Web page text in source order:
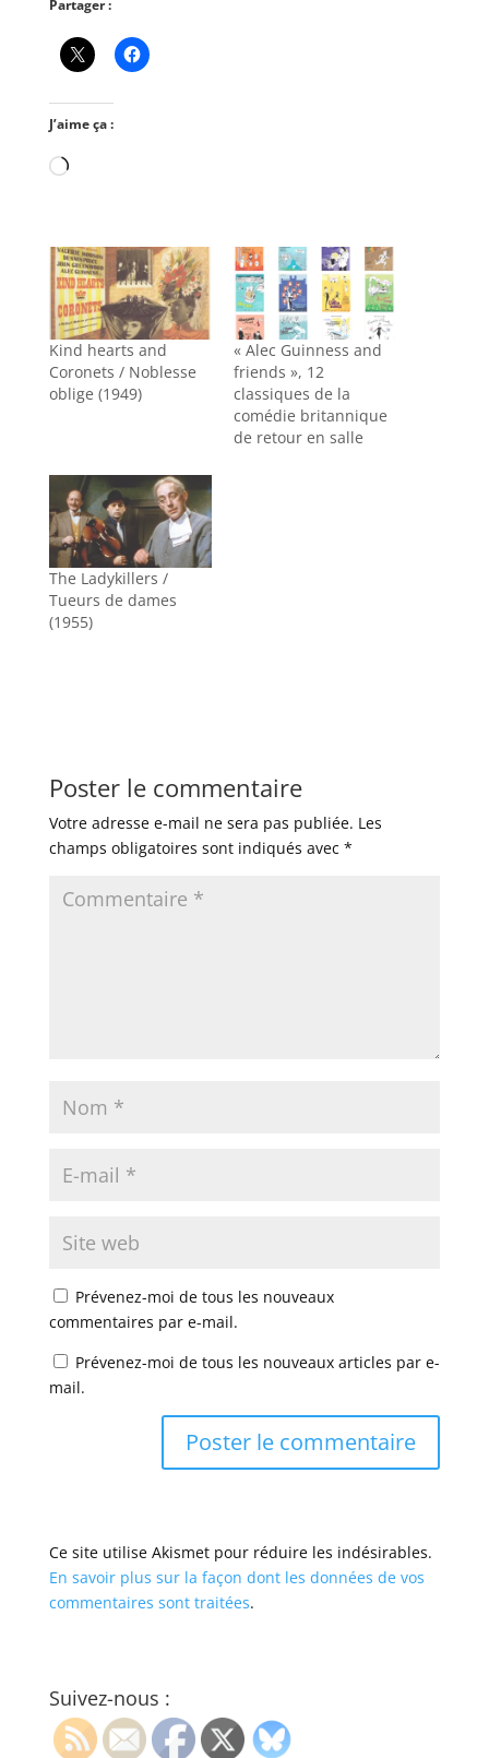
Partager :
J’aime ça :
Chargement…
Kind hearts and
Coronets / Noblesse
oblige (1949)
« Alec Guinness and
friends », 12
classiques de la
comédie britannique
de retour en salle
The Ladykillers /
Tueurs de dames
(1955)
Poster le commentaire
Votre adresse e-mail ne sera pas publiée. Les
champs obligatoires sont indiqués avec *
Prévenez-moi de tous les nouveaux
commentaires par e-mail.
Prévenez-moi de tous les nouveaux articles par e-
mail.
Ce site utilise Akismet pour réduire les indésirables.
En savoir plus sur la façon dont les données de vos
commentaires sont traitées.
Suivez-nous :